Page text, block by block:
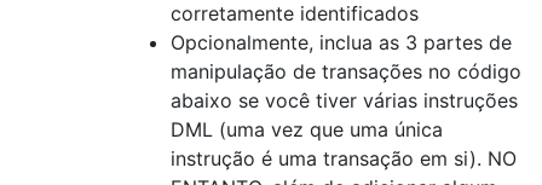
corretamente identificados
Opcionalmente, inclua as 3 partes de
manipulação de transações no código
abaixo se você tiver várias instruções
DML (uma vez que uma única
instrução é uma transação em si). NO